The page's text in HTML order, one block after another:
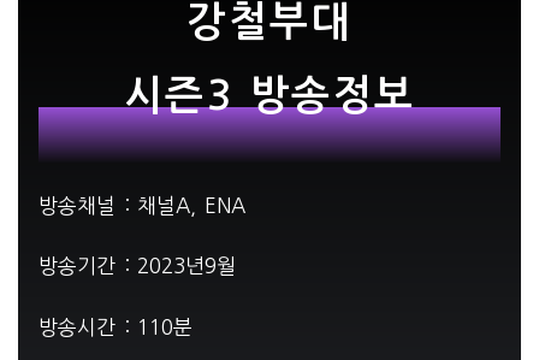
강철부대
시즌3 방송정보
방송채널 : 채널A, ENA
방송기간 : 2023년9월
방송시간 : 110분